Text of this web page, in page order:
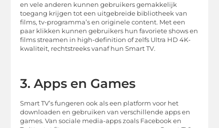
en vele anderen kunnen gebruikers gemakkelijk
toegang krijgen tot een uitgebreide bibliotheek van
films, tv-programma’s en originele content. Met een
paar klikken kunnen gebruikers hun favoriete shows en
films streamen in high-definition of zelfs Ultra HD 4K-
kwaliteit, rechtstreeks vanaf hun Smart TV.
3. Apps en Games
Smart TV’s fungeren ook als een platform voor het
downloaden en gebruiken van verschillende apps en
games. Van sociale media-apps zoals Facebook en